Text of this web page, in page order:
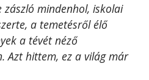
zászló mindenhol, iskolai
a temetésről élő
a tévét néző
Azt hittem, ez a világ már